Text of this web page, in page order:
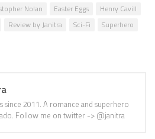
Nolan Easter Eggs
Henry Cavill
Review by Janitra Sci-Fi
Superhero
since 2011. A romance and superhero
Follow me on twitter -> @janitra